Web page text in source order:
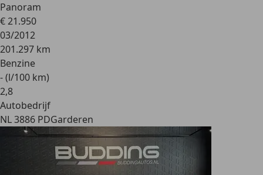
Panoram
€ 21.950
03/2012
201.297 km
Benzine
- (l/100 km)
2,8
Autobedrijf
NL 3886 PDGarderen